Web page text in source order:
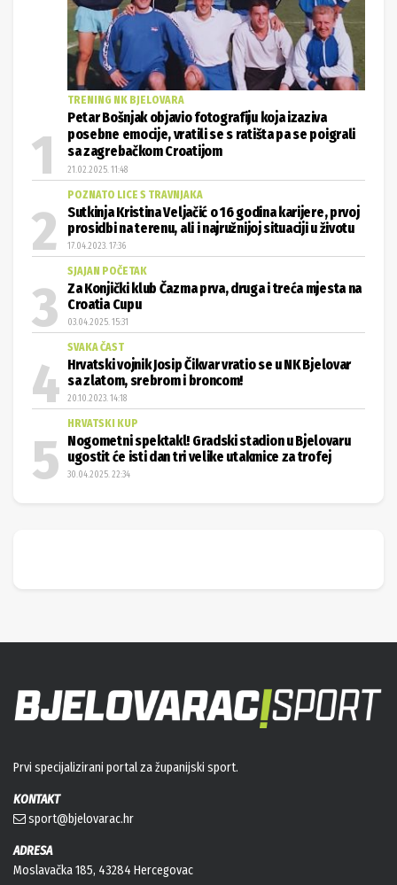
TRENING NK BJELOVARA
Petar Bošnjak objavio fotografiju koja izaziva
posebne emocije, vratili se s ratišta pa se poigrali
sa zagrebačkom Croatijom
21.02.2025. 11:48
POZNATO LICE S TRAVNJAKA
Sutkinja Kristina Veljačić o 16 godina karijere, prvoj
prosidbi na terenu, ali i najružnijoj situaciji u životu
17.04.2023. 17:36
SJAJAN POČETAK
Za Konjički klub Čazma prva, druga i treća mjesta na
Croatia Cupu
03.04.2025. 15:31
SVAKA ČAST
Hrvatski vojnik Josip Čikvar vratio se u NK Bjelovar
sa zlatom, srebrom i broncom!
20.10.2023. 14:18
HRVATSKI KUP
Nogometni spektakl! Gradski stadion u Bjelovaru
ugostit će isti dan tri velike utakmice za trofej
30.04.2025. 22:34
Prvi specijalizirani portal za županijski sport.
KONTAKT
sport@bjelovarac.hr
ADRESA
Moslavačka 185, 43284 Hercegovac